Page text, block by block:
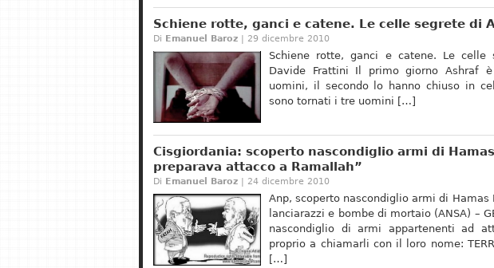
Schiene rotte, ganci e catene. Le celle segrete di
Di Emanuel Baroz | 29 dicembre 2010
Schiene rotte, ganci e catene. Le celle
Davide Frattini Il primo giorno Ashraf
uomini, il secondo lo hanno chiuso in
sono tornati i tre uomini […]
Cisgiordania: scoperto nascondiglio armi di
preparava attacco a Ramallah”
Di Emanuel Baroz | 24 dicembre 2010
Anp, scoperto nascondiglio armi di Hamas
lanciarazzi e bombe di mortaio (ANSA) –
nascondiglio di armi appartenenti ad
proprio a chiamarli con il loro nome:
[…]